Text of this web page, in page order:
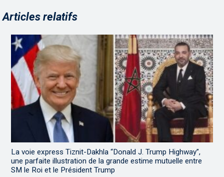
Articles relatifs
La voie express Tiznit-Dakhla “Donald J. Trump Highway”,
une parfaite illustration de la grande estime mutuelle entre
SM le Roi et le Président Trump